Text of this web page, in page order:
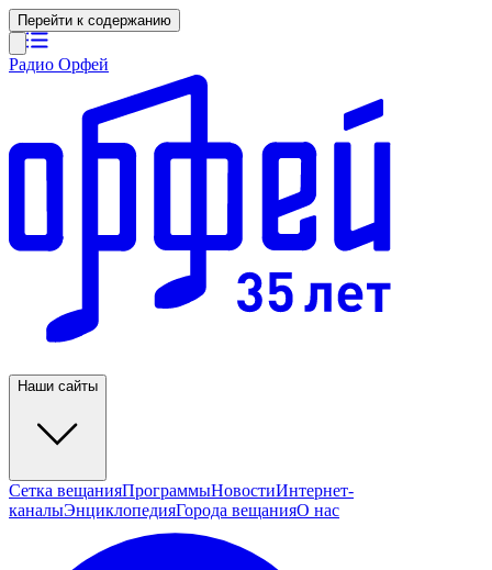
Перейти к содержанию
Радио Орфей
Наши сайты
Сетка вещанияПрограммыНовостиИнтернет-
каналыЭнциклопедияГорода вещанияО нас